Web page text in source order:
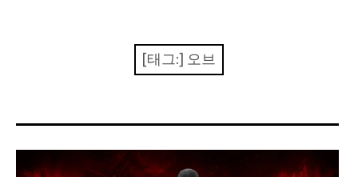
Private Military Manager: Tactical Auto Battler
GOTYS
Paper Star Fighters
[태그:] 오브